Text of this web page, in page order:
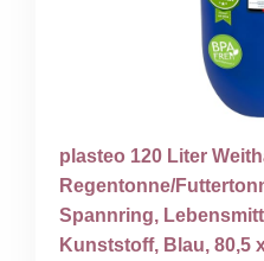
plasteo 120 Liter
Regentonne/
Spannring,
Kunststoff, Blau, 80,5